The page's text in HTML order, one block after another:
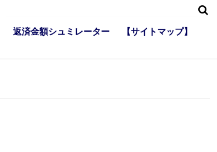
返済金額シュミレーター 【サイトマップ】